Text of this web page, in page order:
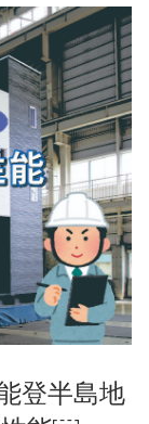
登半島地